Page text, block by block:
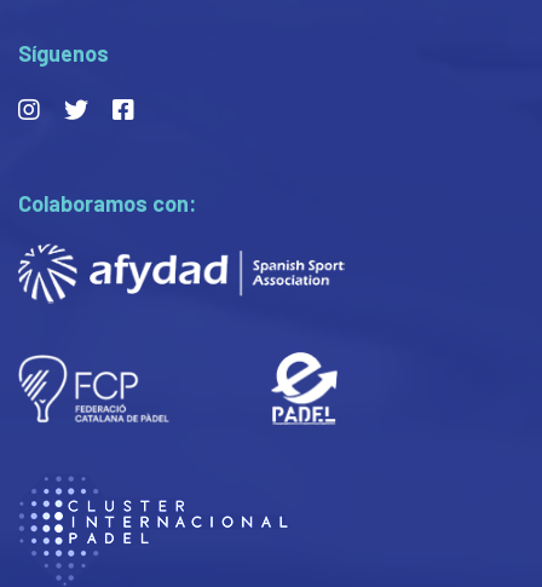
Síguenos
Colaboramos con: